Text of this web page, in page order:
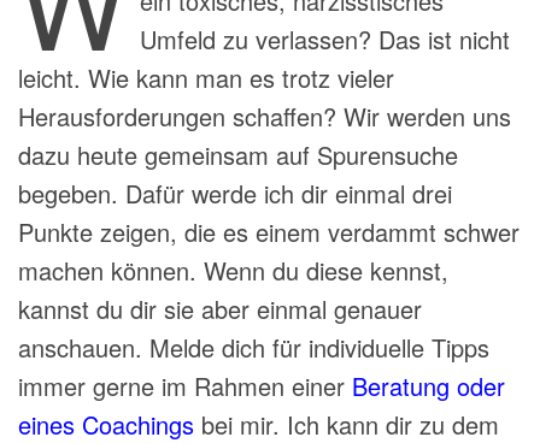
Umfeld zu verlassen? Das ist nicht
leicht. Wie kann man es trotz vieler
Herausforderungen schaffen? Wir werden uns
dazu heute gemeinsam auf Spurensuche
begeben. Dafür werde ich dir einmal drei
Punkte zeigen, die es einem verdammt schwer
machen können. Wenn du diese kennst,
kannst du dir sie aber einmal genauer
anschauen. Melde dich für individuelle Tipps
immer gerne im Rahmen einer Beratung oder
eines Coachings bei mir. Ich kann dir zu dem